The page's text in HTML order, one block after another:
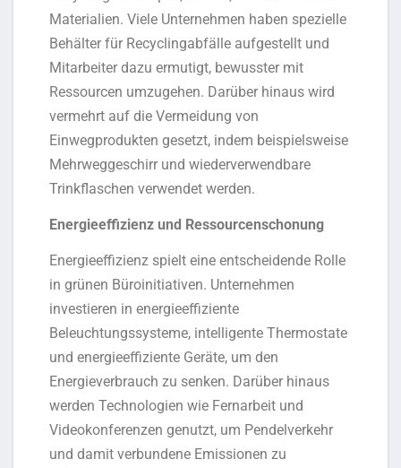
Materialien. Viele Unternehmen haben spezielle
Behälter für Recyclingabfälle aufgestellt und
Mitarbeiter dazu ermutigt, bewusster mit
Ressourcen umzugehen. Darüber hinaus wird
vermehrt auf die Vermeidung von
Einwegprodukten gesetzt, indem beispielsweise
Mehrweggeschirr und wiederverwendbare
Trinkflaschen verwendet werden.
Energieeffizienz und Ressourcenschonung
Energieeffizienz spielt eine entscheidende Rolle
in grünen Büroinitiativen. Unternehmen
investieren in energieeffiziente
Beleuchtungssysteme, intelligente Thermostate
und energieeffiziente Geräte, um den
Energieverbrauch zu senken. Darüber hinaus
werden Technologien wie Fernarbeit und
Videokonferenzen genutzt, um Pendelverkehr
und damit verbundene Emissionen zu